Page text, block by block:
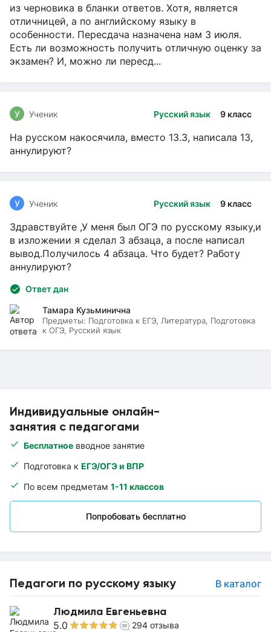
Индивидуальные онлайн-
занятия с педагогами
Бесплатное вводное занятие
Подготовка к ЕГЭ/ОГЭ и ВПР
По всем предметам 1-11 классов
Попробовать бесплатно
Педагоги по русскому языку В каталог
Людмила Евгеньевна
5.0 294 отзыва
из черновика в бланки ответов. Хотя, является
отличницей, а по английскому языку в
особенности. Пересдача назначена нам 3 июля.
Есть ли возможность получить отличную оценку за
экзамен? И, можно ли пересд...
Русский язык 9 класс
У Ученик
На русском накосячила, вместо 13.3, написала 13,
аннулируют?
Русский язык 9 класс
У Ученик
Здравствуйте ,У меня был ОГЭ по русскому языку,и
в изложении я сделал 3 абзаца, а после написал
вывод.Получилось 4 абзаца. Что будет? Работу
аннулируют?
Ответ дан
Тамара Кузьминична
Предметы: Подготовка к ЕГЭ, Литература, Подготовка
к ОГЭ, Русский язык